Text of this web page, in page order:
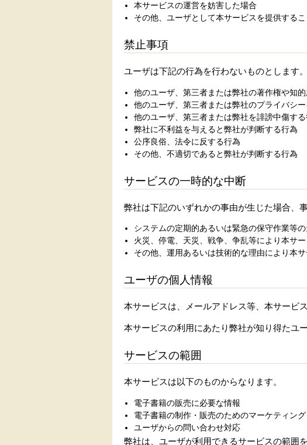
本サービスの運営を妨害した場合
その他、ユーザとして本サービスを提供する
禁止事項
ユーザは下記の行為を行わないものとします。
他のユーザ、第三者または弊社の著作権や知
他のユーザ、第三者または弊社のプライバシ
他のユーザ、第三者または弊社を誹謗中傷する
弊社に不利益を与えると弊社が判断する行為
公序良俗、法令に反する行為
その他、不適切であると弊社が判断する行為
サービスの一時的な中断
弊社は下記のいずれかの事由が生じた場合、
システムの定期的あるいは緊急の保守作業等
火災、停電、天災、戦争、争乱等により本サ
その他、運用あるいは技術的な理由により本
ユーザの個人情報
本サービスは、メールアドレス等、本サービ
本サービスの利用にあたり弊社が知り得たユ
サービスの範囲
本サービスは以下のものからなります。
電子書籍の販売に必要な情報
電子書籍の制作・販売のためのマーケティング
ユーザからの問い合わせ対応
弊社は、ユーザが利用できるサービスの範囲